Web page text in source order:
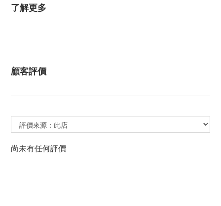
了解更多
顧客評價
尚未有任何評價